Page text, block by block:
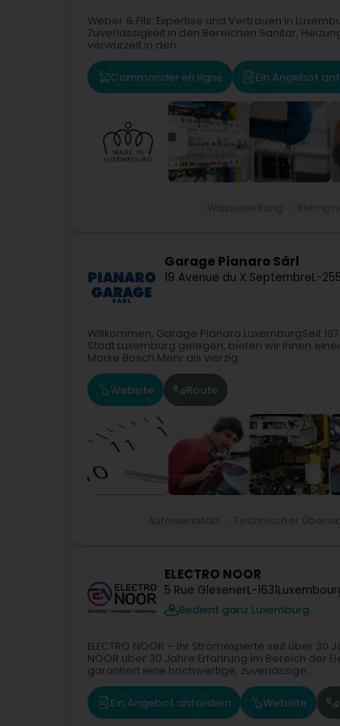
Weber & Fils: Expertise und Vertrauen in
Zuverlässigkeit in den Bereichen Sanitär,
verwurzelt in den...
Commander en ligne Ein Angebot
Garage Pianaro Sàrl
19 Avenue du X SeptembreL-
Willkommen, Garage Pianaro LuxemburgSeit
Stadt Luxemburg gelegen, bieten wir Ihnen
Marke Bosch.Mehr als vierzig...
Website Route
ELECTRO NOOR
5 Rue GlesenerL-1631
Bedient ganz Luxemburg
ELECTRO NOOR – Ihr Stromexperte seit über 30
NOOR über 30 Jahre Erfahrung im Bereich der
garantiert eine hochwertige, zuverlässige...
Ein Angebot anfordern Website